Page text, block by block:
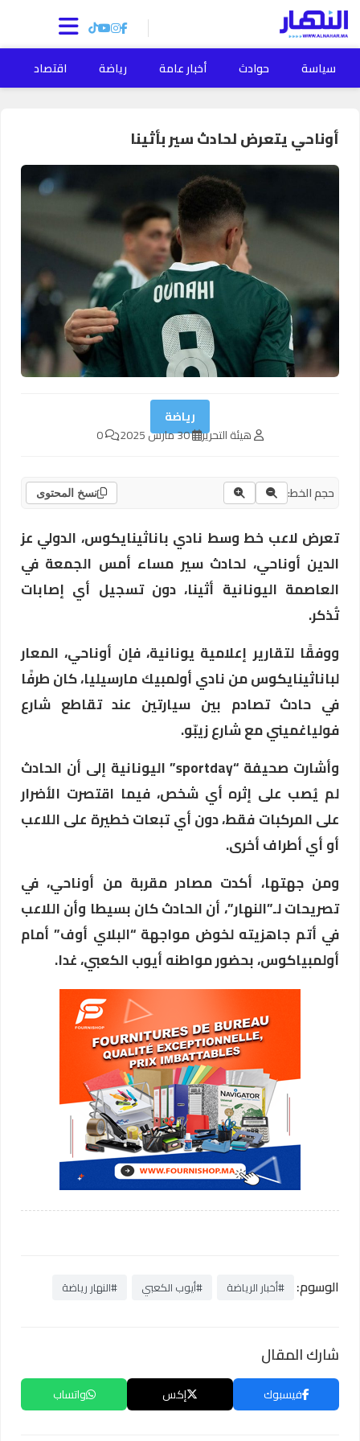
سياسة حوادث أخبار عامة رياضة اقتصاد
أوناحي يتعرض لحادث سير بأثينا
رياضة
هيئة التحرير 30 مارس 2025
حجم الخط: نسخ المحتوى
تعرض لاعب خط وسط نادي باناثينايكوس، الدولي عز
الدين أوناحي، لحادث سير مساء أمس الجمعة في
العاصمة اليونانية أثينا، دون تسجيل أي إصابات
تُذكر.
ووفقًا لتقارير إعلامية يونانية، فإن أوناحي، المعار
لباناثينايكوس من نادي أولمبيك مارسيليا، كان طرفًا
في حادث تصادم بين سيارتين عند تقاطع شارع
فولياغميني مع شارع زيبّو.
وأشارت صحيفة “sportday” اليونانية إلى أن الحادث
لم يُصب على إثره أي شخص، فيما اقتصرت الأضرار
على المركبات فقط، دون أي تبعات خطيرة على اللاعب
أو أي أطراف أخرى.
ومن جهتها، أكدت مصادر مقربة من أوناحي، في
تصريحات لـ”النهار”، أن الحادث كان بسيطا وأن اللاعب
في أتم جاهزيته لخوض مواجهة “البلاي أوف” أمام
أولمبياكوس، بحضور مواطنه أيوب الكعبي، غدا.
الوسوم: #أخبار الرياضة #أيوب الكعبي #النهار رياضة
شارك المقال
فيسبوك إكس واتساب